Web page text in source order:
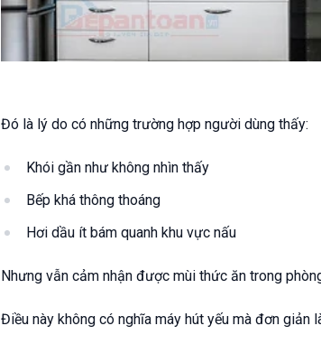
Đó là lý do có những trường hợp người dùng thấy:
Khói gần như không nhìn thấy
Bếp khá thông thoáng
Hơi dầu ít bám quanh khu vực nấu
Nhưng vẫn cảm nhận được mùi thức ăn trong
Điều này không có nghĩa máy hút yếu mà đơn